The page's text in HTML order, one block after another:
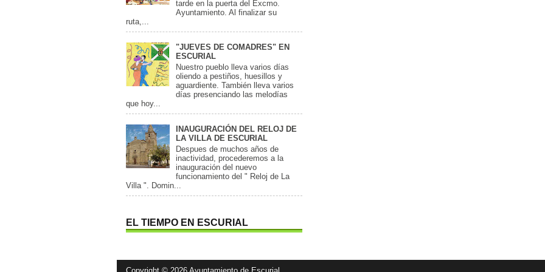
tarde en la puerta del Excmo.
Ayuntamiento. Al finalizar su
ruta,...
"JUEVES DE COMADRES" EN
ESCURIAL
Nuestro pueblo lleva varios días
oliendo a pestiños, huesillos y
aguardiente. También lleva varios
días presenciando las melodías
que hoy...
INAUGURACIÓN DEL RELOJ DE
LA VILLA DE ESCURIAL
Despues de muchos años de
inactividad, procederemos a la
inauguración del nuevo
funcionamiento del " Reloj de La
Villa ". Domin...
EL TIEMPO EN ESCURIAL